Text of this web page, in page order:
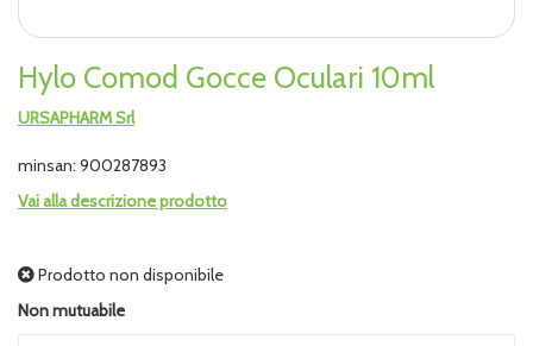
Hylo Comod Gocce Oculari 10ml
URSAPHARM Srl
minsan: 900287893
Vai alla descrizione prodotto
Prodotto non disponibile
Non mutuabile